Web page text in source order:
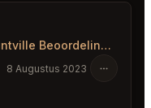
De Franse Koekjesfabriek Yountville Beoordelingen
8 Augustus 2023